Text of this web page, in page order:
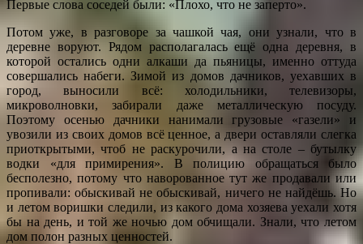
Первые слова соседей были: «Плохо, что не заперто».
Потом уже, в разговоре за чашкой чая, они узнали, что в
деревне воруют. Рядом располагалась ещё одна деревня, в
которой остались одни алкаши да пьяницы, именно оттуда
совершались набеги. Зимой из домов дачников, уехавших в
город, выносили всё: холодильники, телевизоры,
микроволновки, забирали даже металлическую посуду.
Поэтому осенью дачники нанимали грузовые «газели» и
увозили из своих домов всё ценное, а двери оставляли слегка
приоткрытыми, чтоб не раскурочили, а на столе – бутылку
водки «для примирения». В полицию обращаться было
бесполезно, потому что наворованное тут же продавали или
пропивали: обыскивай не обыскивай, ничего не найдёшь. Но
и летом воришки следили, из какого дома хозяева уехали хотя
бы на день, и той же ночью дом обчищали. Знали, что летом
дом полон разных ценностей.